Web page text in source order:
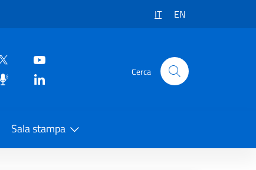
IT EN
Cerca
Sala stampa